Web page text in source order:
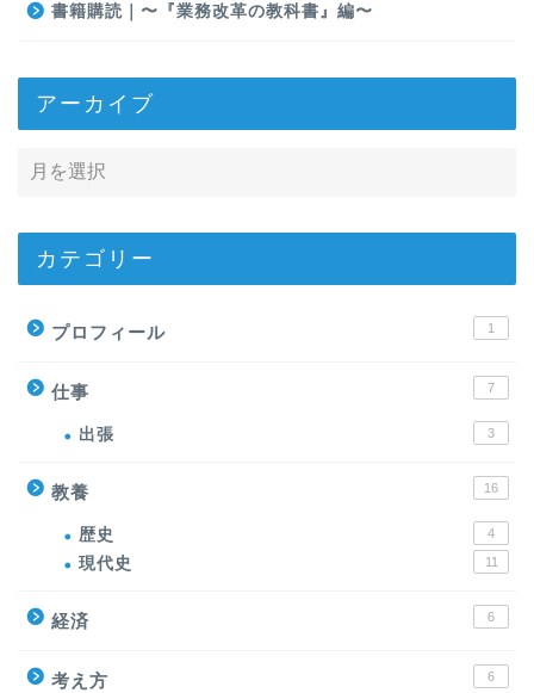
書籍購読｜〜『業務改革の教科書』編〜
アーカイブ
カテゴリー
プロフィール 1
仕事 7
出張 3
教養 16
歴史 4
現代史 11
経済 6
考え方 6